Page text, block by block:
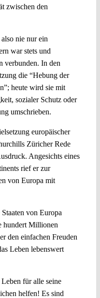
zwischen den
nie nur ein
war stets und
verbunden. In den
die “Hebung der
heute wird sie mit
sozialer Schutz oder
umschrieben.
europäischer
Züricher Rede
Angesichts eines
rief er zur
von Europa mit
von Europa
hundert Millionen
den einfachen Freuden
Leben lebenswert
für alle seine
helfen! Es sind